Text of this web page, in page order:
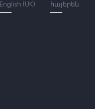
հայերեն
English (UK)